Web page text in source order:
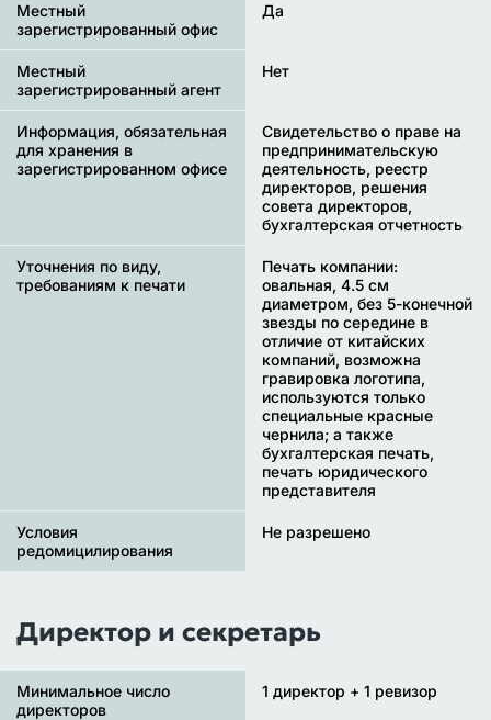
Местный
зарегистрированный офис
Да
Местный
зарегистрированный агент
Нет
Информация, обязательная
для хранения в
зарегистрированном офисе
Свидетельство о праве на
предпринимательскую
деятельность, реестр
директоров, решения
совета директоров,
бухгалтерская отчетность
Уточнения по виду,
требованиям к печати
Печать компании:
овальная, 4.5 см
диаметром, без 5-конечной
звезды по середине в
отличие от китайских
компаний, возможна
гравировка логотипа,
используются только
специальные красные
чернила; а также
бухгалтерская печать,
печать юридического
представителя
Условия
редомицилирования
Не разрешено
Директор и секретарь
Минимальное число
директоров
1 директор + 1 ревизор